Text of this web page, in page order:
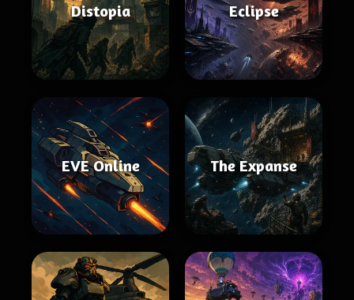
Distopia Eclipse
EVE Online The Expanse